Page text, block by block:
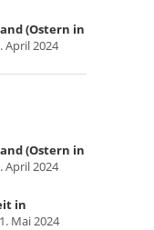
(Ostern in
April 2024
(Ostern in
April 2024
in
Mai 2024